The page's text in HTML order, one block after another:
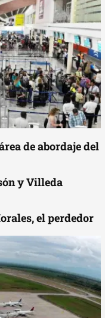
de abordaje del
y Villeda
el perdedor